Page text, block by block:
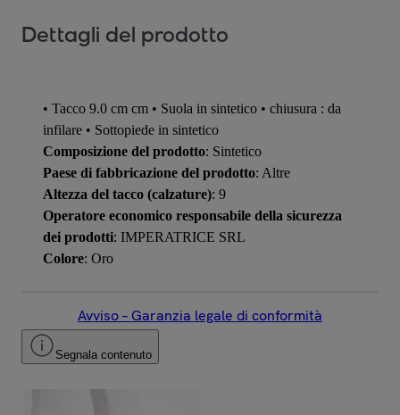
Dettagli del prodotto
• Tacco 9.0 cm cm • Suola in sintetico • chiusura : da
infilare • Sottopiede in sintetico
Composizione del prodotto: Sintetico
Paese di fabbricazione del prodotto: Altre
Altezza del tacco (calzature): 9
Operatore economico responsabile della sicurezza
dei prodotti: IMPERATRICE SRL
Colore: Oro
Avviso – Garanzia legale di conformità
Segnala contenuto